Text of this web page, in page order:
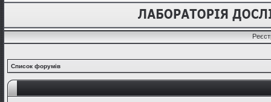
Список форумів